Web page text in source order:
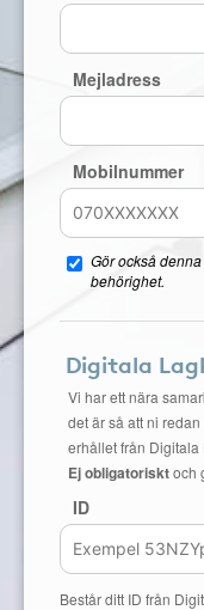
Mejladress
Mobilnummer
Gör också
behörighet.
Digitala
Vi har ett nära
det är så att ni
erhållet från
Ej obligatorisktoch
ID
Består ditt ID från